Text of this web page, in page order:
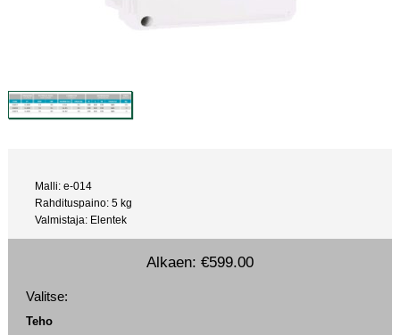
Malli: e-014
Rahdituspaino: 5 kg
Valmistaja: Elentek
Alkaen: €599.00
Valitse:
Teho